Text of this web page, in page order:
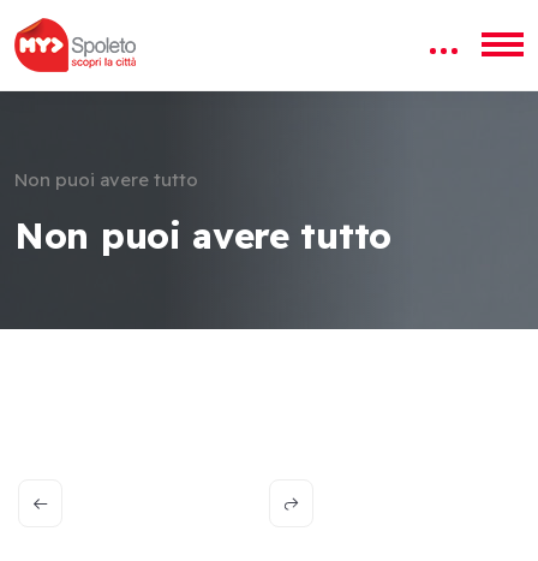
Non puoi avere tutto
Non puoi avere tutto